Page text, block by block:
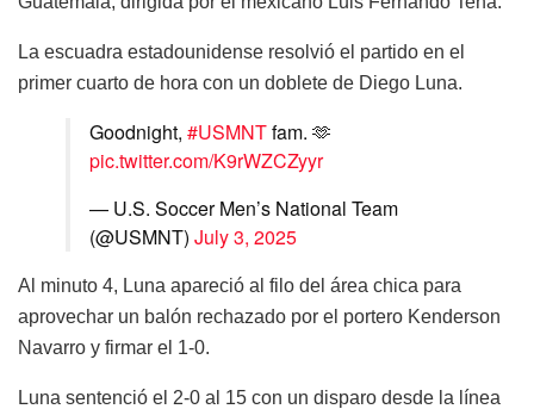
La escuadra estadounidense resolvió el partido en el
primer cuarto de hora con un doblete de Diego Luna.
Goodnight, #USMNTfam. 🫶
pic.twitter.com/K9rWZCZyyr
— U.S. Soccer Men’s National Team
(@USMNT) July 3, 2025
Al minuto 4, Luna apareció al filo del área chica para
aprovechar un balón rechazado por el portero Kenderson
Navarro y firmar el 1-0.
Luna sentenció el 2-0 al 15 con un disparo desde la línea